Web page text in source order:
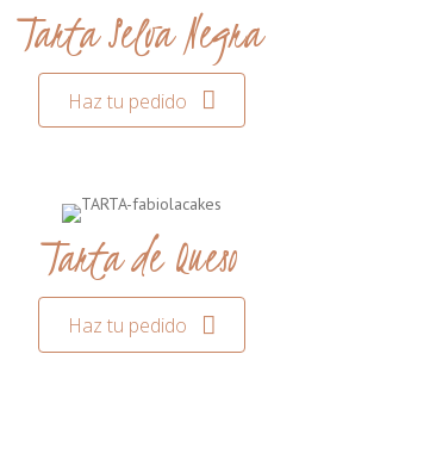
Tarta Selva Negra
Haz tu pedido
Tarta de Queso
Haz tu pedido